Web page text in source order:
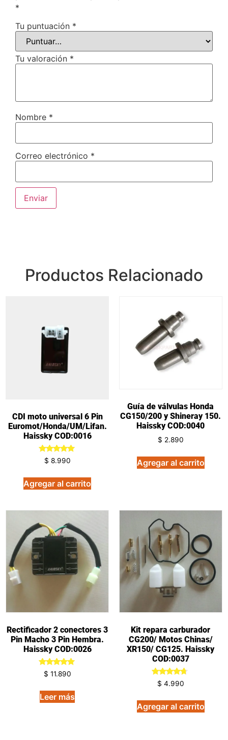
*
Tu puntuación *
Tu valoración *
Nombre *
Correo electrónico *
Productos Relacionado
CDI moto universal 6 Pin
Euromot/Honda/UM/Lifan.
Haissky COD:0016
Valorado
en
de 5
$ 8.990
Agregar al carrito
Guía de válvulas Honda
CG150/200 y Shineray 150.
Haissky COD:0040
$ 2.890
Agregar al carrito
Rectificador 2 conectores 3
Pin Macho 3 Pin Hembra.
Haissky COD:0026
Valorado
en
de 5
$ 11.890
Leer más
Kit repara carburador
CG200/ Motos Chinas/
XR150/ CG125. Haissky
COD:0037
Valorado
en
de 5
$ 4.990
Agregar al carrito